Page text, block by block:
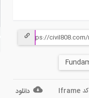
دانلود کد Iframe